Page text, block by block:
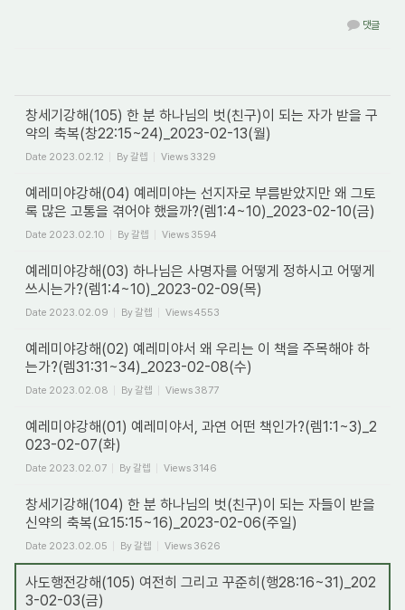
댓글
창세기강해(105) 한 분 하나님의 벗(친구)이 되는 자가 받을 구
약의 축복(창22:15~24)_2023-02-13(월)
Date 2023.02.12 By갈렙 Views 3329
예레미야강해(04) 예레미야는 선지자로 부름받았지만 왜 그토
록 많은 고통을 겪어야 했을까?(렘1:4~10)_2023-02-10(금)
Date 2023.02.10 By갈렙 Views 3594
예레미야강해(03) 하나님은 사명자를 어떻게 정하시고 어떻게
쓰시는가?(렘1:4~10)_2023-02-09(목)
Date 2023.02.09 By갈렙 Views4553
예레미야강해(02) 예레미야서 왜 우리는 이 책을 주목해야 하
는가?(렘31:31~34)_2023-02-08(수)
Date 2023.02.08 By갈렙 Views 3877
예레미야강해(01) 예레미야서, 과연 어떤 책인가?(렘1:1~3)_2
023-02-07(화)
Date 2023.02.07 By갈렙 Views 3146
창세기강해(104) 한 분 하나님의 벗(친구)이 되는 자들이 받을
신약의 축복(요15:15~16)_2023-02-06(주일)
Date 2023.02.05 By갈렙 Views 3626
사도행전강해(105) 여전히 그리고 꾸준히(행28:16~31)_202
3-02-03(금)